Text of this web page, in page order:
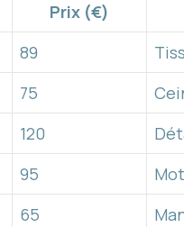
Prix (€)
89
75
120
95
65